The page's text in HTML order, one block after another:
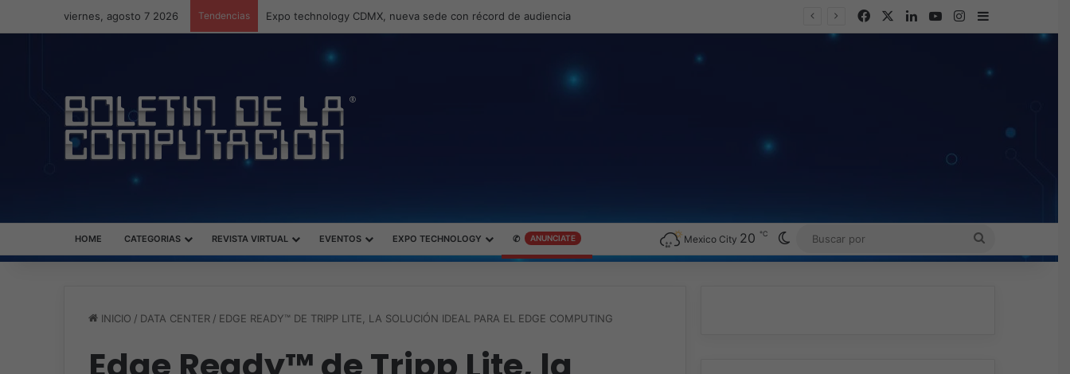
viernes, agosto 7 2026 Tendencias Veeam nombra a Fernando Zambrana Country Manager para México FacebookLinkedInYouTubeInstagram
Barra lateral
HOME CATEGORIAS REVISTA VIRTUAL EVENTOS EXPO TECHNOLOGY ✆ ANUNCIATE Mexico City 20 ℃ Switch skin
BUSCAR
POR
INICIO / DATA CENTER / EDGE READY™ DE TRIPP LITE, LA SOLUCIÓN IDEAL PARA EL EDGE COMPUTING